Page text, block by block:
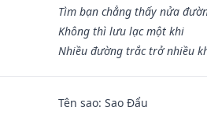
Tìm bạn chẳng thấy nửa
Không thì lưu lạc một khi
Nhiều đường trắc trở nhiều
Tên sao: Sao Đẩu